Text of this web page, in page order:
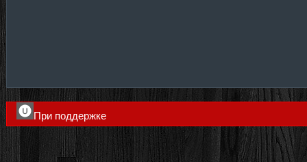
При поддержке